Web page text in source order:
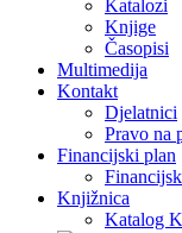
Katalozi
Knjige
Časopisi
Multimedija
Kontakt
Djelatnici
Pravo na
Financijski plan
Knjižnica
Katalog